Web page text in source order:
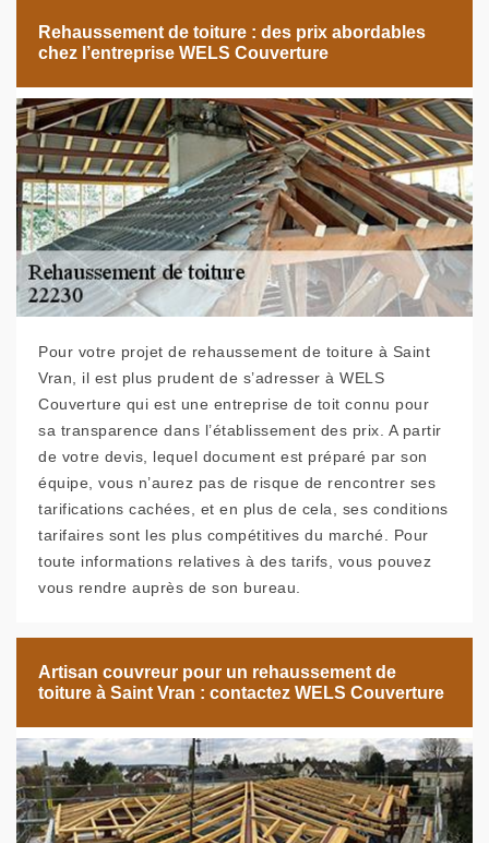
Rehaussement de toiture : des prix abordables
chez l’entreprise WELS Couverture
Pour votre projet de rehaussement de toiture à Saint
Vran, il est plus prudent de s’adresser à WELS
Couverture qui est une entreprise de toit connu pour
sa transparence dans l’établissement des prix. A partir
de votre devis, lequel document est préparé par son
équipe, vous n’aurez pas de risque de rencontrer ses
tarifications cachées, et en plus de cela, ses conditions
tarifaires sont les plus compétitives du marché. Pour
toute informations relatives à des tarifs, vous pouvez
vous rendre auprès de son bureau.
Artisan couvreur pour un rehaussement de
toiture à Saint Vran : contactez WELS Couverture